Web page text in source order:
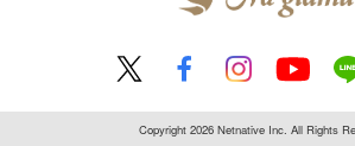
Copyright 2026 Netnative Inc. All Rights